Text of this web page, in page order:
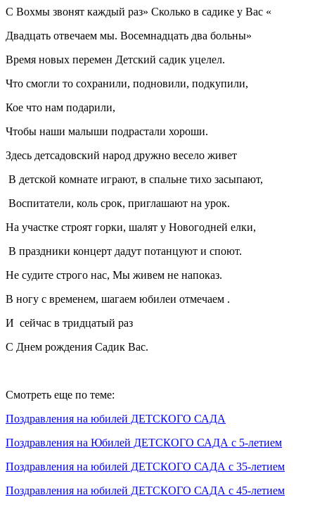
С Вохмы звонят каждый раз» Сколько в садике у Вас «
Двадцать отвечаем мы. Восемнадцать два больны»
Время новых перемен Детский садик уцелел.
Что смогли то сохранили, подновили, подкупили,
Кое что нам подарили,
Чтобы наши малыши подрастали хороши.
Здесь детсадовский народ дружно весело живет
В детской комнате играют, в спальне тихо засыпают,
Воспитатели, коль срок, приглашают на урок.
На участке строят горки, шалят у Новогодней елки,
В праздники концерт дадут потанцуют и споют.
Не судите строго нас, Мы живем не напоказ.
В ногу с временем, шагаем юбилеи отмечаем .
И сейчас в тридцатый раз
С Днем рождения Садик Вас.
Смотреть еще по теме:
Поздравления на юбилей ДЕТСКОГО САДА
Поздравления на Юбилей ДЕТСКОГО САДА с 5-летием
Поздравления на юбилей ДЕТСКОГО САДА с 35-летием
Поздравления на юбилей ДЕТСКОГО САДА с 45-летием